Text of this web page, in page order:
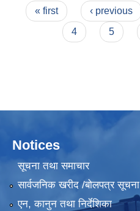
Pages
« first ‹ previous
4
5
Notices
सूचना तथा समाचार
सार्वजनिक खरीद /बोलपत्र सूचना
एन, कानुन तथा निर्देशिका